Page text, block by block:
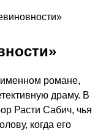
романе,
драму. В
Расти Сабич, чья
когда его